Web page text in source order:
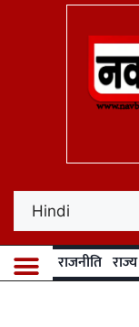
राजनीति राज्य